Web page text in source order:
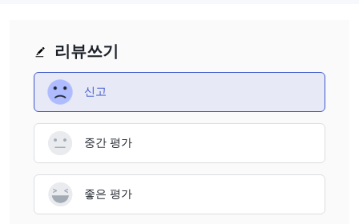
리뷰쓰기
신고
중간 평가
좋은 평가